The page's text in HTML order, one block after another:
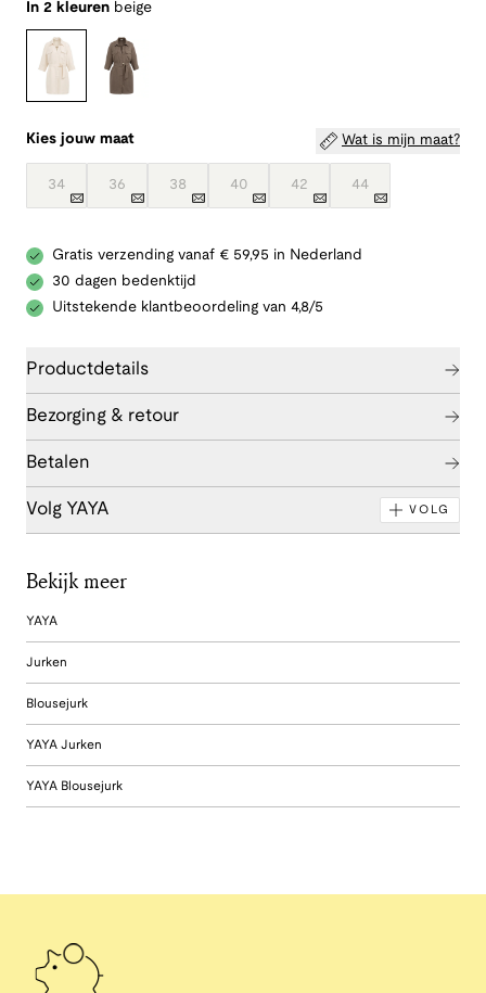
In 2 kleuren beige
Kies jouw maat Wat is mijn maat?
34 36 38 40 42 44
Gratis verzending vanaf € 59,95 in Nederland
30 dagen bedenktijd
Uitstekende klantbeoordeling van 4,8/5
Productdetails
Bezorging & retour
Betalen
Volg YAYA VOLG
Bekijk meer
YAYA
Jurken
Blousejurk
YAYA Jurken
YAYA Blousejurk